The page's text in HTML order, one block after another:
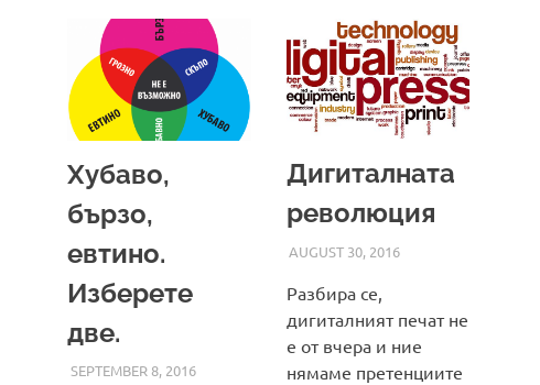
Хубаво,
бързо,
евтино.
Изберете
две.
SEPTEMBER 8, 2016ADMIN
Дигиталната
революция
AUGUST 30, 2016
Разбира се,
дигиталният печат не
е от вчера и ние
нямаме претенциите